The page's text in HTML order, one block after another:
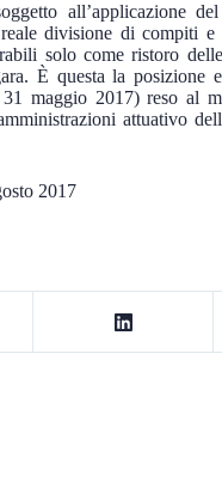
all’applicazione
divisione di compiti e
solo come ristoro
È questa la posizione
maggio 2017) reso al
attuativo
2017